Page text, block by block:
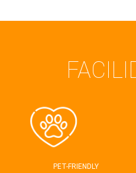
PET-FRIENDLY